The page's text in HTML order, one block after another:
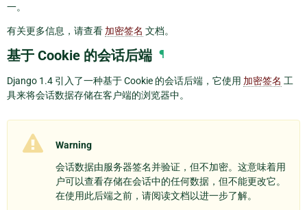
一。
有关更多信息，请查看 加密签名 文档。
基于 Cookie 的会话后端 ¶
Django 1.4 引入了一种基于 Cookie 的会话后端，它使用 加密签名 工
具来将会话数据存储在客户端的浏览器中。
Warning
会话数据由服务器签名并验证，但不加密。这意味着用
户可以查看存储在会话中的任何数据，但不能更改它。
在使用此后端之前，请阅读文档以进一步了解。